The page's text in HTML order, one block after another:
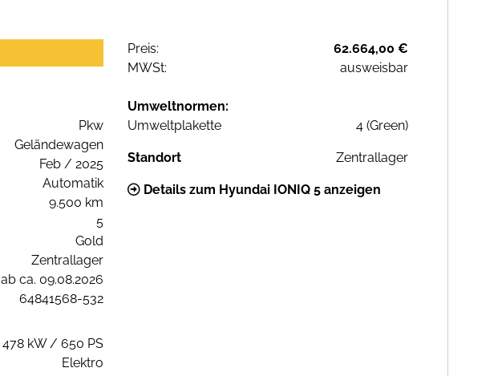
Preis:
62.664,00 €
MWSt:
ausweisbar
Pkw
Geländewagen
Feb / 2025
Automatik
9.500 km
5
Gold
Zentrallager
ab ca. 09.08.2026
64841568-532
478 kW / 650 PS
Elektro
Umweltnormen:
Umweltplakette
4 (Green)
Standort Zentrallager
Details zum Hyundai IONIQ 5 anzeigen